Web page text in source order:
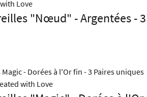
"Nœud" - Argentées - 3